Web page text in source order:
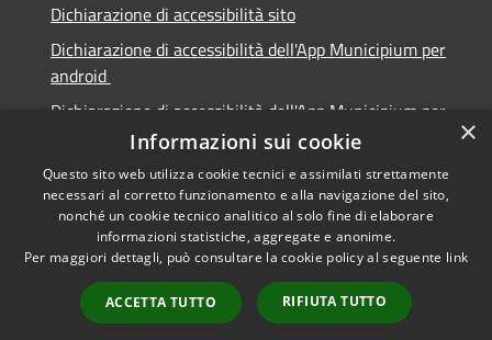
Dichiarazione di accessibilità sito
Dichiarazione di accessibilità dell'App Municipium per
android
Dichiarazione di accessibilità dell'App Municipium per
RSS
Accessibilità
Copyright © 2026 • Città di
Municipium•
Accesso
redazione
×
Informazioni sui cookie
Questo sito web utilizza cookie tecnici e assimilati strettamente
necessari al corretto funzionamento e alla navigazione del sito,
nonché un cookie tecnico analitico al solo fine di elaborare
informazioni statistiche, aggregate e anonime.
Per maggiori dettagli, può consultare la cookie policy al seguente link
ACCETTA TUTTO RIFIUTA TUTTO